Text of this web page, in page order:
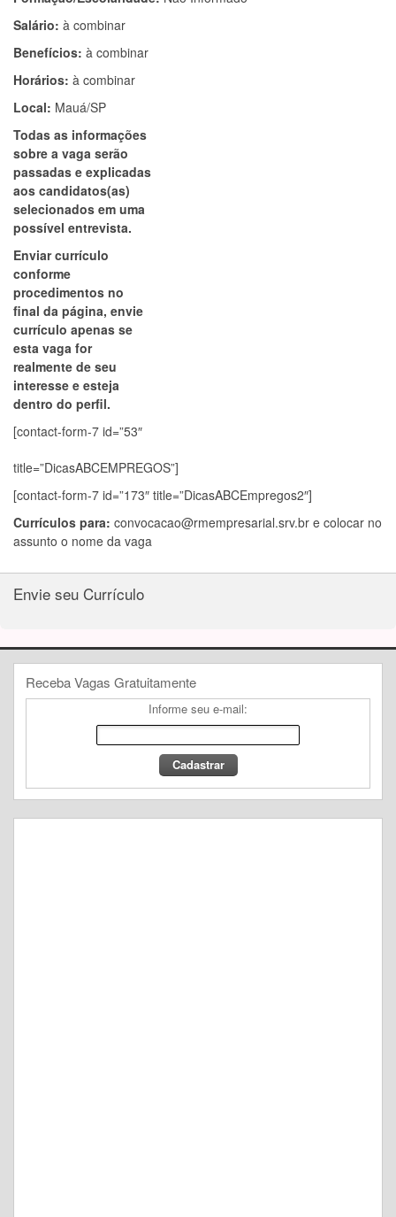
Salário: à combinar
Benefícios: à combinar
Horários: à combinar
Local: Mauá/SP
Todas as informações
sobre a vaga serão
passadas e explicadas
aos candidatos(as)
selecionados em uma
possível entrevista.
Enviar currículo
conforme
procedimentos no
final da página, envie
currículo apenas se
esta vaga for
realmente de seu
interesse e esteja
dentro do perfil.
[contact-form-7 id=”53″
title=”DicasABCEMPREGOS”]
[contact-form-7 id=”173″ title=”DicasABCEmpregos2″]
Currículos para: convocacao@rmempresarial.srv.br e colocar no
assunto o nome da vaga
Envie seu Currículo
Receba Vagas Gratuitamente
Informe seu e-mail: